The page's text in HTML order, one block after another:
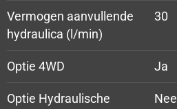
Vermogen aanvullende
hydraulica (l/min)
30
Optie 4WD Ja
Optie Hydraulische
Nee